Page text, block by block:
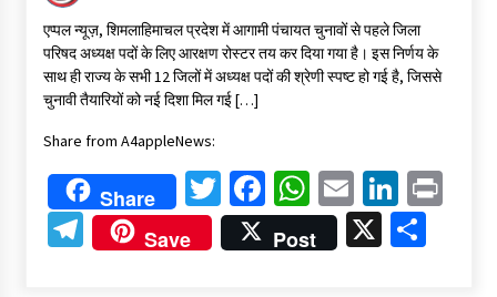
एप्पल न्यूज़, शिमलाहिमाचल प्रदेश में आगामी पंचायत चुनावों से पहले जिला
परिषद अध्यक्ष पदों के लिए आरक्षण रोस्टर तय कर दिया गया है। इस निर्णय के
साथ ही राज्य के सभी 12 जिलों में अध्यक्ष पदों की श्रेणी स्पष्ट हो गई है, जिससे
चुनावी तैयारियों को नई दिशा मिल गई […]
Share from A4appleNews:
Share Twitter
Facebook
WhatsApp
Email
Telegram
Save Post X